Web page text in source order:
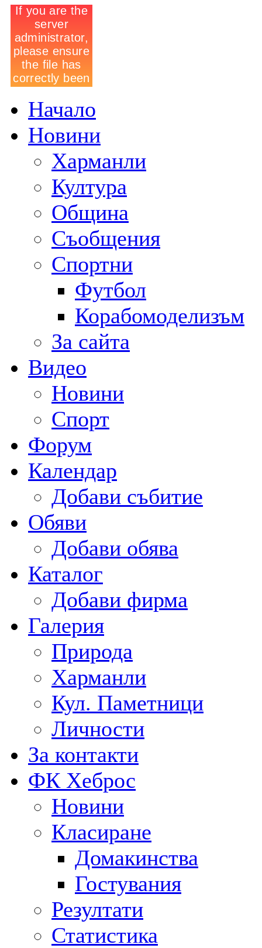
Начало
Новини
Харманли
Култура
Община
Съобщения
Спортни
Футбол
Корабомоделизъм
За сайта
Видео
Новини
Спорт
Форум
Календар
Добави събитие
Обяви
Добави обява
Каталог
Добави фирма
Галерия
Природа
Харманли
Кул. Паметници
Личности
За контакти
ФК Хеброс
Новини
Класиране
Домакинства
Гостувания
Резултати
Статистика